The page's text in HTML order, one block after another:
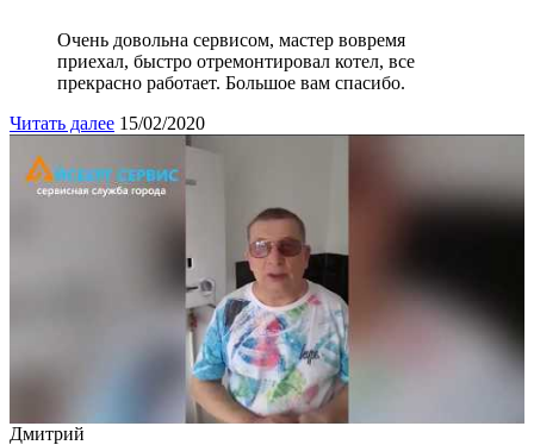
Очень довольна сервисом, мастер вовремя
приехал, быстро отремонтировал котел, все
прекрасно работает. Большое вам спасибо.
Читать далее 15/02/2020
Дмитрий